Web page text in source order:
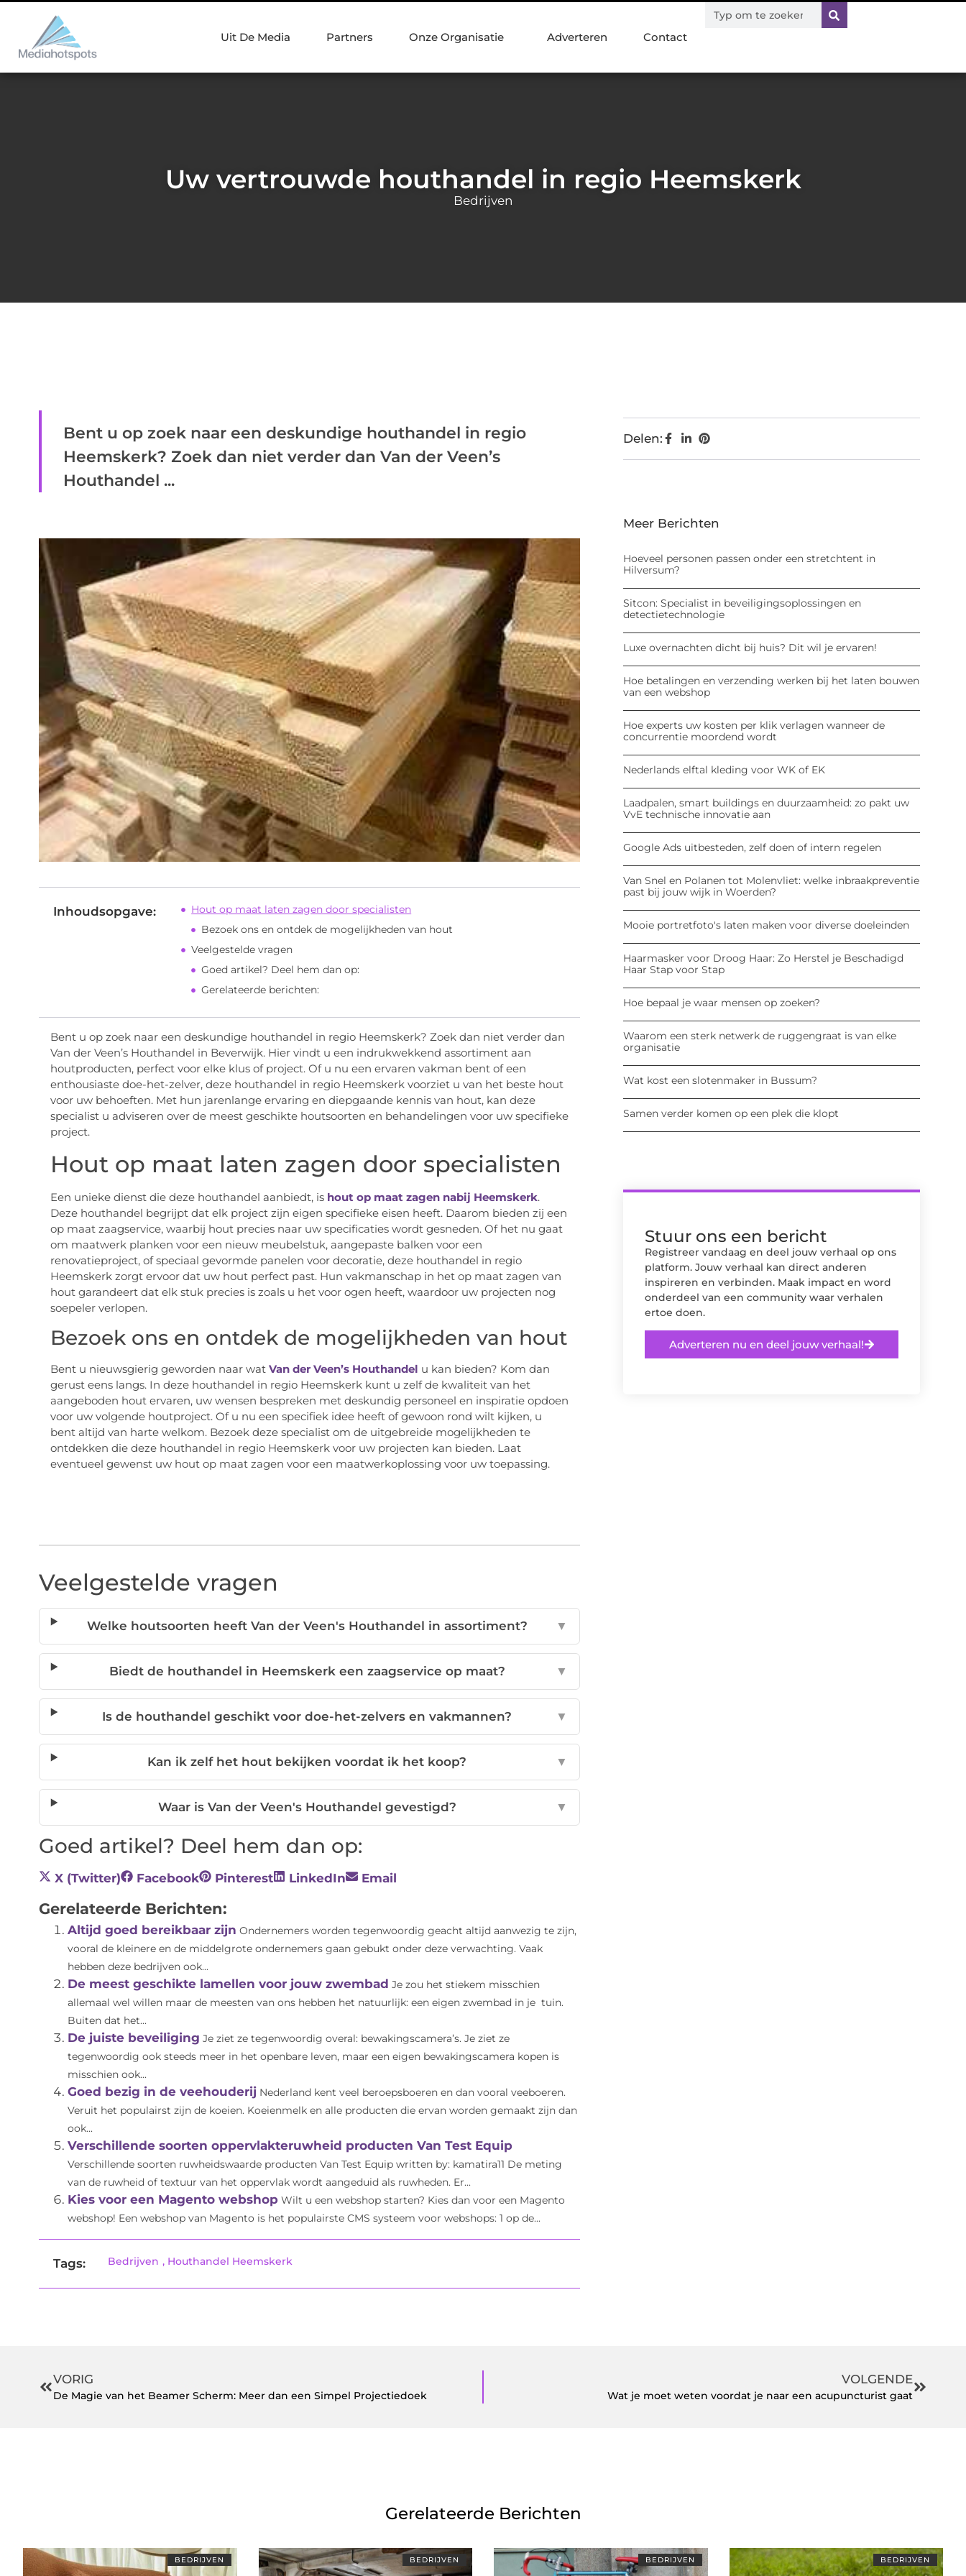
Uit De Media Partners Onze Organisatie Adverteren Contact
Uw vertrouwde houthandel in regio Heemskerk
Bedrijven
Bent u op zoek naar een deskundige houthandel in regio
Heemskerk? Zoek dan niet verder dan Van der Veen’s
Houthandel ...
Inhoudsopgave:
Hout op maat laten zagen door specialisten
Bezoek ons en ontdek de mogelijkheden van hout
Veelgestelde vragen
Goed artikel? Deel hem dan op:
Gerelateerde berichten:
Bent u op zoek naar een deskundige houthandel in regio Heemskerk? Zoek dan niet verder dan
Van der Veen’s Houthandel in Beverwijk. Hier vindt u een indrukwekkend assortiment aan
houtproducten, perfect voor elke klus of project. Of u nu een ervaren vakman bent of een
enthousiaste doe-het-zelver, deze houthandel in regio Heemskerk voorziet u van het beste hout
voor uw behoeften. Met hun jarenlange ervaring en diepgaande kennis van hout, kan deze
specialist u adviseren over de meest geschikte houtsoorten en behandelingen voor uw specifieke
project.
Hout op maat laten zagen door specialisten
Een unieke dienst die deze houthandel aanbiedt, is hout op maat zagen nabij Heemskerk.
Deze houthandel begrijpt dat elk project zijn eigen specifieke eisen heeft. Daarom bieden zij een
op maat zaagservice, waarbij hout precies naar uw specificaties wordt gesneden. Of het nu gaat
om maatwerk planken voor een nieuw meubelstuk, aangepaste balken voor een
renovatieproject, of speciaal gevormde panelen voor decoratie, deze houthandel in regio
Heemskerk zorgt ervoor dat uw hout perfect past. Hun vakmanschap in het op maat zagen van
hout garandeert dat elk stuk precies is zoals u het voor ogen heeft, waardoor uw projecten nog
soepeler verlopen.
Bezoek ons en ontdek de mogelijkheden van hout
Bent u nieuwsgierig geworden naar wat Van der Veen’s Houthandel u kan bieden? Kom dan
gerust eens langs. In deze houthandel in regio Heemskerk kunt u zelf de kwaliteit van het
aangeboden hout ervaren, uw wensen bespreken met deskundig personeel en inspiratie opdoen
voor uw volgende houtproject. Of u nu een specifiek idee heeft of gewoon rond wilt kijken, u
bent altijd van harte welkom. Bezoek deze specialist om de uitgebreide mogelijkheden te
ontdekken die deze houthandel in regio Heemskerk voor uw projecten kan bieden. Laat
eventueel gewenst uw hout op maat zagen voor een maatwerkoplossing voor uw toepassing.
Veelgestelde vragen
Welke houtsoorten heeft Van der Veen's Houthandel in assortiment? ▼
Biedt de houthandel in Heemskerk een zaagservice op maat? ▼
Is de houthandel geschikt voor doe-het-zelvers en vakmannen? ▼
Kan ik zelf het hout bekijken voordat ik het koop? ▼
Waar is Van der Veen's Houthandel gevestigd? ▼
Goed artikel? Deel hem dan op:
X (Twitter) Facebook Pinterest LinkedIn Email
Gerelateerde Berichten:
Altijd goed bereikbaar zijn Ondernemers worden tegenwoordig geacht altijd aanwezig te zijn,
vooral de kleinere en de middelgrote ondernemers gaan gebukt onder deze verwachting. Vaak
hebben deze bedrijven ook...
De meest geschikte lamellen voor jouw zwembad Je zou het stiekem misschien
allemaal wel willen maar de meesten van ons hebben het natuurlijk: een eigen zwembad in je tuin.
Buiten dat het...
De juiste beveiliging Je ziet ze tegenwoordig overal: bewakingscamera’s. Je ziet ze
tegenwoordig ook steeds meer in het openbare leven, maar een eigen bewakingscamera kopen is
misschien ook...
Goed bezig in de veehouderij Nederland kent veel beroepsboeren en dan vooral veeboeren.
Veruit het populairst zijn de koeien. Koeienmelk en alle producten die ervan worden gemaakt zijn dan
ook...
Verschillende soorten oppervlakteruwheid producten Van Test Equip
Verschillende soorten ruwheidswaarde producten Van Test Equip written by: kamatira11 De meting
van de ruwheid of textuur van het oppervlak wordt aangeduid als ruwheden. Er...
Kies voor een Magento webshop Wilt u een webshop starten? Kies dan voor een Magento
webshop! Een webshop van Magento is het populairste CMS systeem voor webshops: 1 op de...
Tags: Bedrijven , Houthandel Heemskerk
Delen:
Meer Berichten
Hoeveel personen passen onder een stretchtent in
Hilversum?
Sitcon: Specialist in beveiligingsoplossingen en
detectietechnologie
Luxe overnachten dicht bij huis? Dit wil je ervaren!
Hoe betalingen en verzending werken bij het laten bouwen
van een webshop
Hoe experts uw kosten per klik verlagen wanneer de
concurrentie moordend wordt
Nederlands elftal kleding voor WK of EK
Laadpalen, smart buildings en duurzaamheid: zo pakt uw
VvE technische innovatie aan
Google Ads uitbesteden, zelf doen of intern regelen
Van Snel en Polanen tot Molenvliet: welke inbraakpreventie
past bij jouw wijk in Woerden?
Mooie portretfoto's laten maken voor diverse doeleinden
Haarmasker voor Droog Haar: Zo Herstel je Beschadigd
Haar Stap voor Stap
Hoe bepaal je waar mensen op zoeken?
Waarom een sterk netwerk de ruggengraat is van elke
organisatie
Wat kost een slotenmaker in Bussum?
Samen verder komen op een plek die klopt
Stuur ons een bericht
Registreer vandaag en deel jouw verhaal op ons
platform. Jouw verhaal kan direct anderen
inspireren en verbinden. Maak impact en word
onderdeel van een community waar verhalen
ertoe doen.
Adverteren nu en deel jouw verhaal!
VORIG
De Magie van het Beamer Scherm: Meer dan een Simpel Projectiedoek
VOLGENDE
Wat je moet weten voordat je naar een acupuncturist gaat
Gerelateerde Berichten
BEDRIJVEN BEDRIJVEN BEDRIJVEN BEDRIJVEN